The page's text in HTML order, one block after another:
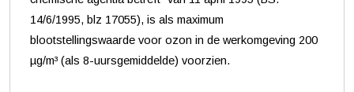
14/6/1995, blz 17055), is als maximum
blootstellingswaarde voor ozon in de werkomgeving 200
µg/m³ (als 8-uursgemiddelde) voorzien.